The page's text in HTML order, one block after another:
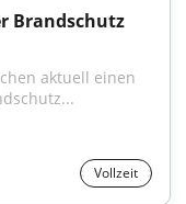
Brandschutz
aktuell einen
Vollzeit